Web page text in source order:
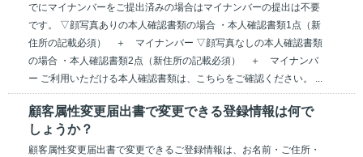
でにマイナンバーをご提出済みの場合はマイナンバーの提出は不要
です。 ▽顔写真ありの本人確認書類の場合 ・本人確認書類1点（新
住所の記載必須） ＋ マイナンバー ▽顔写真なしの本人確認書類
の場合 ・本人確認書類2点（新住所の記載必須） ＋ マイナンバ
ー ご利用いただける本人確認書類は、こちらをご確認ください。 ...
顧客属性変更届出書で変更できる登録情報は何で
しょうか？
顧客属性変更届出書で変更できるご登録情報は、お名前・ご住所・